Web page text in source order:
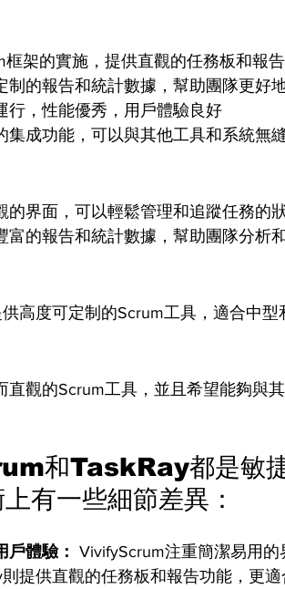
框架的實施，提供直觀的任務板和報
制的報告和統計數據，幫助團隊更好
行，性能優秀，用戶體驗良好
集成功能，可以與其他工具和系統無
的界面，可以輕鬆管理和追蹤任務的
富的報告和統計數據，幫助團隊分析
高度可定制的Scrum工具，適合中型
直觀的Scrum工具，並且希望能夠與
和TaskRay都是敏捷
有一些細節差異：
戶體驗： VivifyScrum注重簡潔易用
則提供直觀的任務板和報告功能，更適